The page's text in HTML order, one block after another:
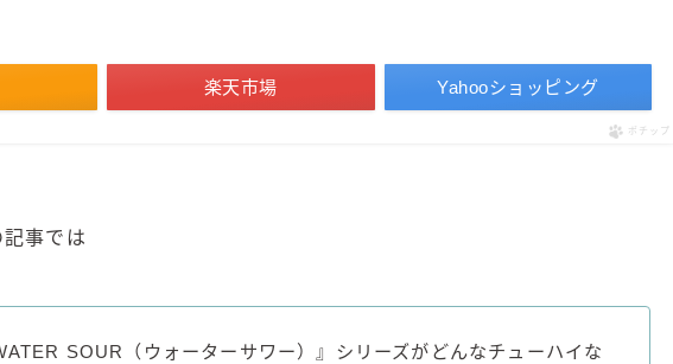
男梅サワー
楽天市場 Yahooショッピング
ポチップ
事では
SOUR（ウォーターサワー）』シリーズがどんなチューハイな